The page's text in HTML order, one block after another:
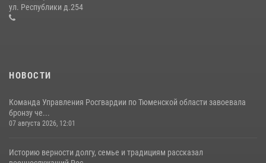
десантирования на Урале
16 июля 2026, 10:42
ул. Республики д.254
НОВОСТИ
Команда Управления Росгвардии по Тюменской области завоевала
бронзу че...
07 августа 2026, 12:01
Историю верности долгу, семье и традициям рассказал